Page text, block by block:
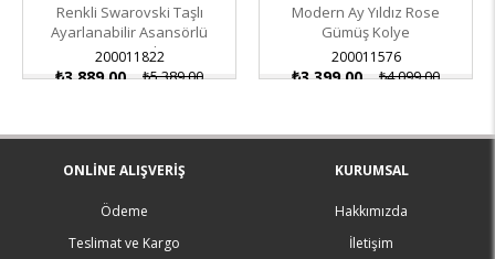
Renkli Swarovski Taşlı
Ayarlanabilir Asansörlü
Gümüş Kolye
200011822
₺3.889,00 ₺5.389,00
Modern Ay Yıldız Rose
Gümüş Kolye
200011576
₺3.399,00 ₺4.099,00
ONLINE ALIŞVERIŞ
Ödeme
Teslimat ve Kargo
KURUMSAL
Hakkımızda
İletişim